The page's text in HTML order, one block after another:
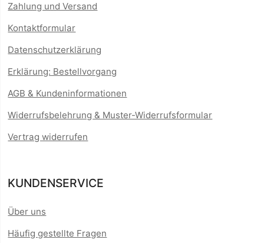
Zahlung und Versand
Kontaktformular
Datenschutzerklärung
Erklärung: Bestellvorgang
AGB & Kundeninformationen
Widerrufsbelehrung & Muster-Widerrufsformular
Vertrag widerrufen
KUNDENSERVICE
Über uns
Häufig gestellte Fragen